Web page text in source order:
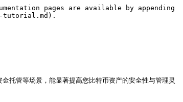
pages are available by appending
tutorial.md).
管等场景，能显著提高您比特币资产的安全性与管理灵